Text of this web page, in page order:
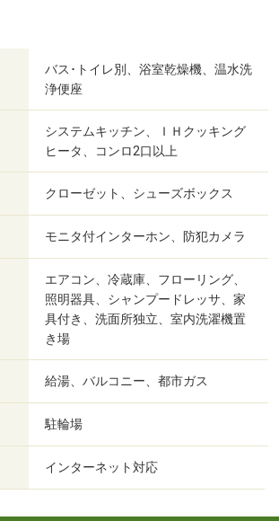
バス･トイレ別、浴室乾燥機、温水洗
浄便座
システムキッチン、ＩＨクッキング
ヒータ、コンロ2口以上
クローゼット、シューズボックス
モニタ付インターホン、防犯カメラ
エアコン、冷蔵庫、フローリング、
照明器具、シャンプードレッサ、家
具付き、洗面所独立、室内洗濯機置
き場
給湯、バルコニー、都市ガス
駐輪場
インターネット対応